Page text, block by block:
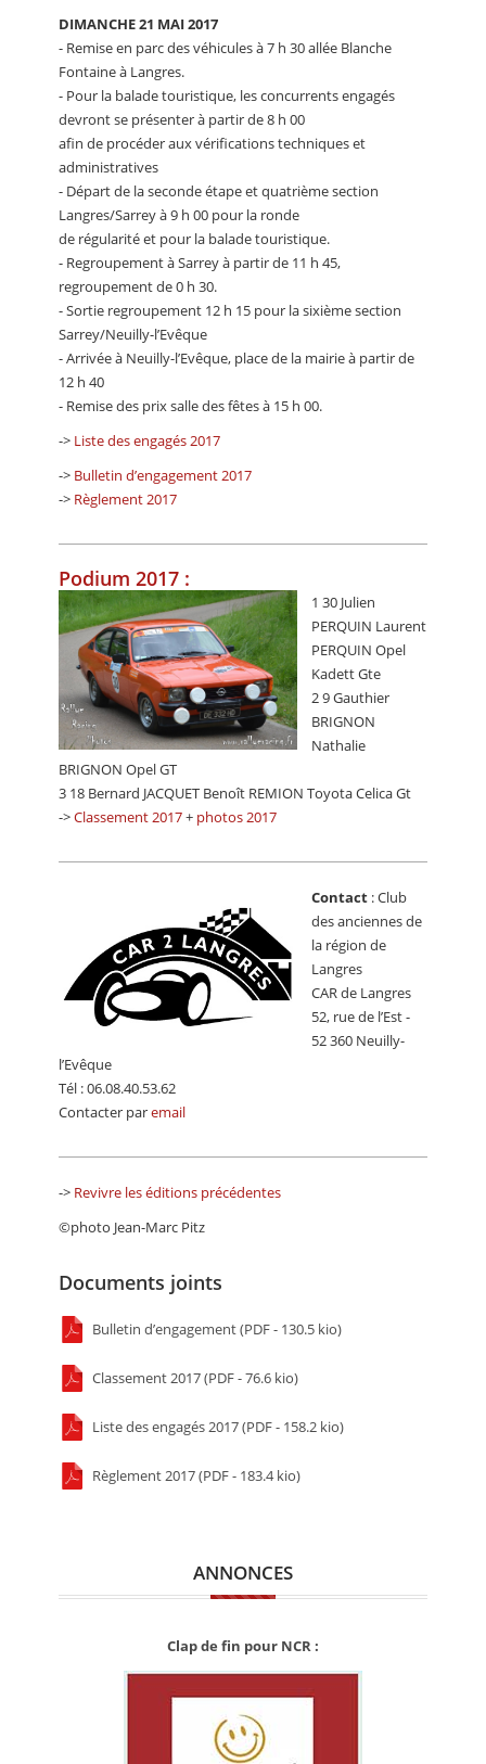
DIMANCHE 21 MAI 2017
- Remise en parc des véhicules à 7 h 30 allée Blanche
Fontaine à Langres.
- Pour la balade touristique, les concurrents engagés
devront se présenter à partir de 8 h 00
afin de procéder aux vérifications techniques et
administratives
- Départ de la seconde étape et quatrième section
Langres/Sarrey à 9 h 00 pour la ronde
de régularité et pour la balade touristique.
- Regroupement à Sarrey à partir de 11 h 45,
regroupement de 0 h 30.
- Sortie regroupement 12 h 15 pour la sixième section
Sarrey/Neuilly-l’Evêque
- Arrivée à Neuilly-l’Evêque, place de la mairie à partir de
12 h 40
- Remise des prix salle des fêtes à 15 h 00.
-> Liste des engagés 2017
-> Bulletin d’engagement 2017
-> Règlement 2017
Podium 2017 :
1 30 Julien
PERQUIN Laurent
PERQUIN Opel
Kadett Gte
2 9 Gauthier
BRIGNON
Nathalie
BRIGNON Opel GT
3 18 Bernard JACQUET Benoît REMION Toyota Celica Gt
->Classement 2017+ photos 2017
Contact : Club
des anciennes de
la région de
Langres
CAR de Langres
52, rue de l’Est -
52 360 Neuilly-
l’Evêque
Tél : 06.08.40.53.62
Contacter paremail
-> Revivre les éditions précédentes
©photo Jean-Marc Pitz
Documents joints
Bulletin d’engagement (PDF - 130.5 kio)
Classement 2017 (PDF - 76.6 kio)
Liste des engagés 2017 (PDF - 158.2 kio)
Règlement 2017 (PDF - 183.4 kio)
ANNONCES
Clap de fin pour NCR :